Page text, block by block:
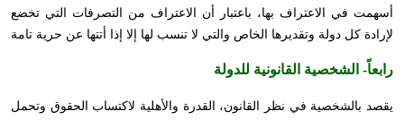
أسهمت في الاعتراف بها، باعتبار أن الاعتراف من التصرفات التي تخضع
لإرادة كل دولة وتقديرها الخاص والتي لا تنسب لها إلا إذا أتتها عن حرية تامة
رابعاً- الشخصية القانونية للدولة
يقصد بالشخصية في نظر القانون، القدرة والأهلية لاكتساب الحقوق وتحمل